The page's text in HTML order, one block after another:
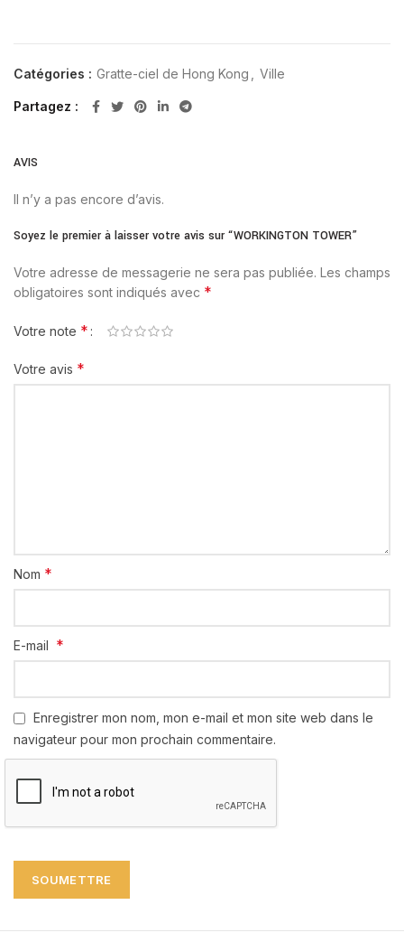
Catégories : Gratte-ciel de Hong Kong Ville
Partagez
AVIS
Il n’y a pas encore d’avis.
Soyez le premier à laisser votre avis sur “WORKINGTON TOWER”
Votre adresse de messagerie ne sera pas publiée. Les champs
obligatoires sont indiqués avec *
Votre note *
Votre avis *
Nom *
E-mail *
Enregistrer mon nom, mon e-mail et mon site web dans le
navigateur pour mon prochain commentaire.